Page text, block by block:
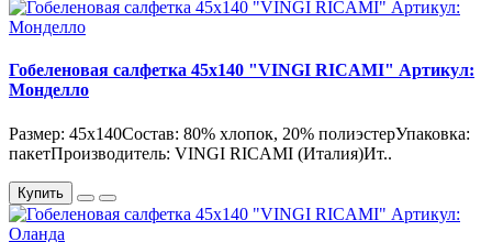
Гобеленовая салфетка 45х140 "VINGI RICAMI" Артикул:
Монделло
Размер: 45х140Состав: 80% хлопок, 20% полиэстерУпаковка:
пакетПроизводитель: VINGI RICAMI (Италия)Ит..
Купить